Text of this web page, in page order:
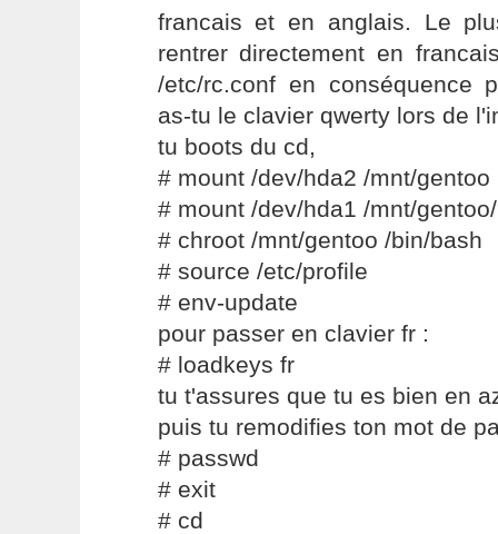
francais et en anglais. Le
rentrer directement en
/etc/rc.conf en conséquence
as-tu le clavier qwerty lors de
tu boots du cd,
# mount /dev/hda2 /mnt/gentoo
# mount /dev/hda1 /mnt/
# chroot /mnt/gentoo /bin/bash
# source /etc/profile
# env-update
pour passer en clavier fr :
# loadkeys fr
tu t'assures que tu es bien en
puis tu remodifies ton mot de
# passwd
# exit
# cd